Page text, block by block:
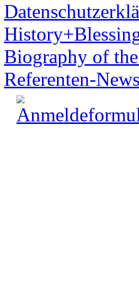
Biography of
Referenten-News